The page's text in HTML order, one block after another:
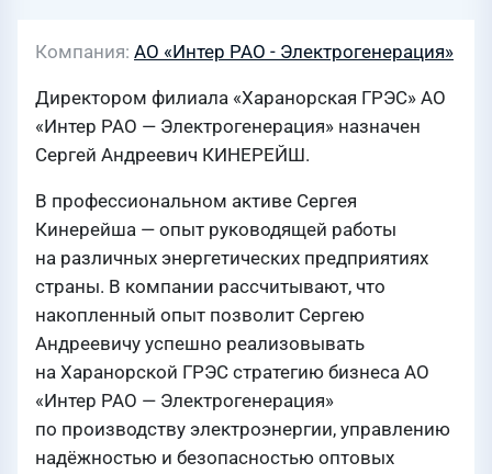
Компания АО «Интер РАО - Электрогенерация»
Директором филиала «Харанорская ГРЭС» АО
«Интер РАО — Электрогенерация» назначен
Сергей Андреевич КИНЕРЕЙШ.
В профессиональном активе Сергея
Кинерейша — опыт руководящей работы
на различных энергетических предприятиях
страны. В компании рассчитывают, что
накопленный опыт позволит Сергею
Андреевичу успешно реализовывать
на Харанорской ГРЭС стратегию бизнеса АО
«Интер РАО — Электрогенерация»
по производству электроэнергии, управлению
надёжностью и безопасностью оптовых